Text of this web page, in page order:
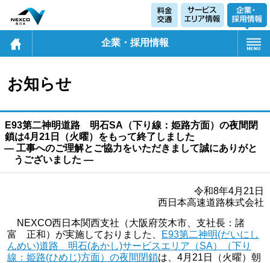
企業・採用情報
お知らせ
E93第二神明道路 明石SA（下り線：姫路方面）の夜間閉
鎖は4月21日（火曜）をもって終了しました
― 工事へのご理解とご協力をいただきまして誠にありがと
うございました ―
令和8年4月21日
西日本高速道路株式会社
NEXCO西日本関西支社（大阪府茨木市、支社長：諸
富 正和）が実施しておりました、
E93第二神明(だいにし
んめい)道路 明石(あかし)サービスエリア（SA）（下り
線：姫路(ひめじ)方面）の夜間閉鎖は、4月21日（火曜）朝